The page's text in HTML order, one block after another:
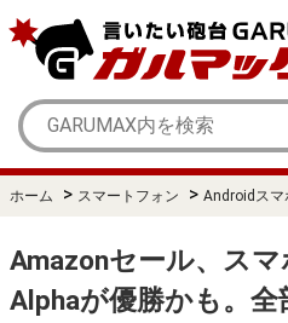
ホーム > スマートフォン > Androidスマ
Amazonセール、ス
Alphaが優勝かも。全